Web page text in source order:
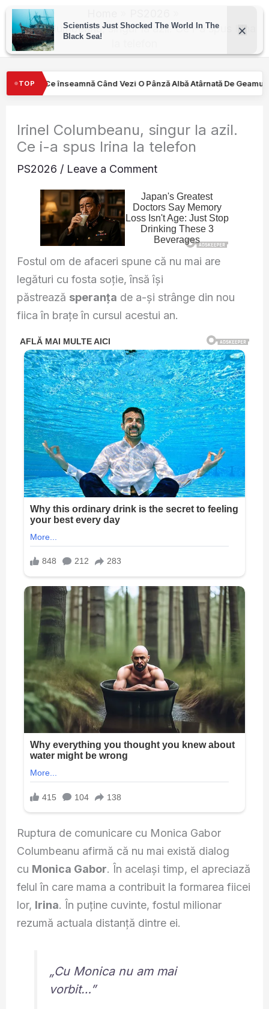
Skip
content
Irinel Columbeanu, singur la azil. Ce i-a spus Irina
TOP
Vezi O Pânză Albă Atârnată De Geamul Unei Mașini. Semnalul…
Irinel Columbeanu, singur la azil.
Ce i-a spus Irina la telefon
PS2026 / Leave a Comment
Fostul om de afaceri spune că nu mai are
legături cu fosta soție, însă își
păstrează speranța de a-și strânge din nou
fiica în brațe în cursul acestui an.
Ruptura de comunicare cu Monica Gabor
Columbeanu afirmă că nu mai există dialog
cu Monica Gabor. În același timp, el apreciază
felul în care mama a contribuit la formarea fiicei
lor, Irina. În puține cuvinte, fostul milionar
rezumă actuala distanță dintre ei.
„Cu Monica nu am mai
vorbit…”